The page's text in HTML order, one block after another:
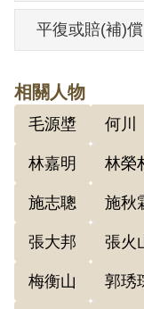
學，戰後返臺
第二次世界
臺灣由國民
來臺發展，
郭琇琮是工
後，不少知
望，轉而投
脹，地下黨
平復或賠(補)償
相關人物
毛源墏 何川
林嘉明 林榮
施志聰 施秋
張大邦 張火
梅衡山 郭琇